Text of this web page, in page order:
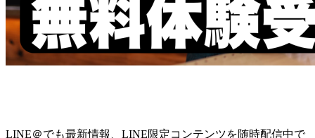
LINE＠でも最新情報、LINE限定コンテンツを随時配信中で